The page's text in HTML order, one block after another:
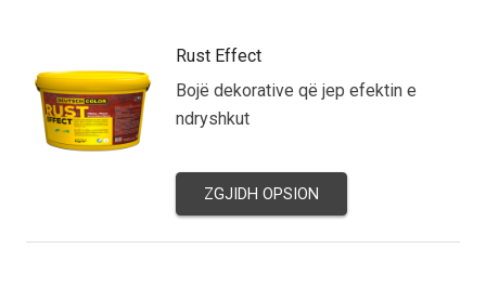
Rust Effect
Bojë dekorative që jep efektin e
ndryshkut
ZGJIDH OPSION